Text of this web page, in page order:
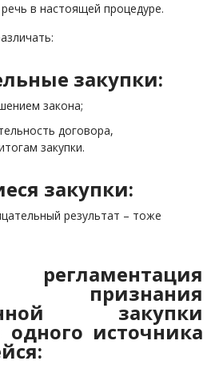
в настоящей процедуре.
закупки:
закона;
договора,
закупки.
закупки:
результат – тоже
признания
закупки
источника